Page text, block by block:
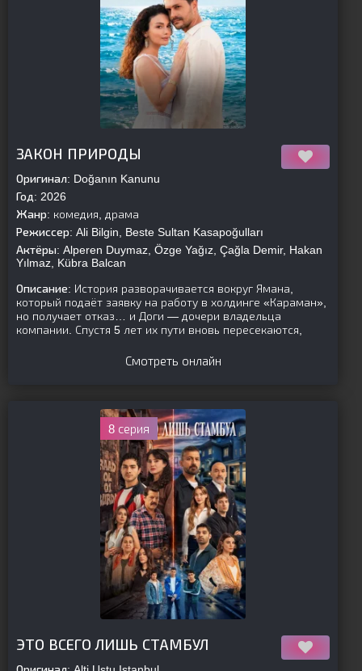
ЗАКОН ПРИРОДЫ
Оригинал: Doğanın Kanunu
Год: 2026
Жанр: комедия, драма
Режиссер: Ali Bilgin, Beste Sultan Kasapoğulları
Актёры: Alperen Duymaz, Özge Yağız, Çağla Demir, Hakan
Yılmaz, Kübra Balcan
Описание: История разворачивается вокруг Ямана,
который подаёт заявку на работу в холдинге «Караман»,
но получает отказ… и Доги — дочери владельца
компании. Спустя 5 лет их пути вновь пересекаются,
Смотреть онлайн
8 серия
ЭТО ВСЕГО ЛИШЬ СТАМБУЛ